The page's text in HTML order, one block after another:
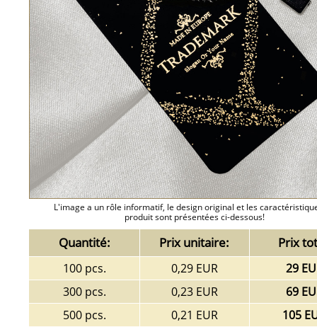
L'image a un rôle informatif, le design original et les
produit sont présentées ci-dessous!
Quantité: Prix unitaire: Prix
100 pcs. 0,29 EUR
29
300 pcs.
0,23 EUR
69
500 pcs.
0,21 EUR
105